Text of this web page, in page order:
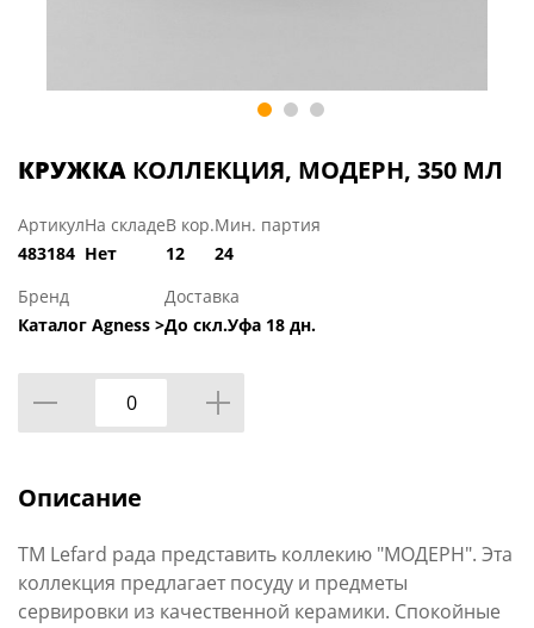
КРУЖКА КОЛЛЕКЦИЯ, МОДЕРН, 350 МЛ
Артикул
483184
На складе
Нет
В кор.
12
Мин. партия
24
Бренд
Каталог Agness >
Доставка
До скл.Уфа 18 дн.
Описание
TM Lefard рада представить коллекию "МОДЕРН". Эта
коллекция предлагает посуду и предметы
сервировки из качественной керамики. Спокойные